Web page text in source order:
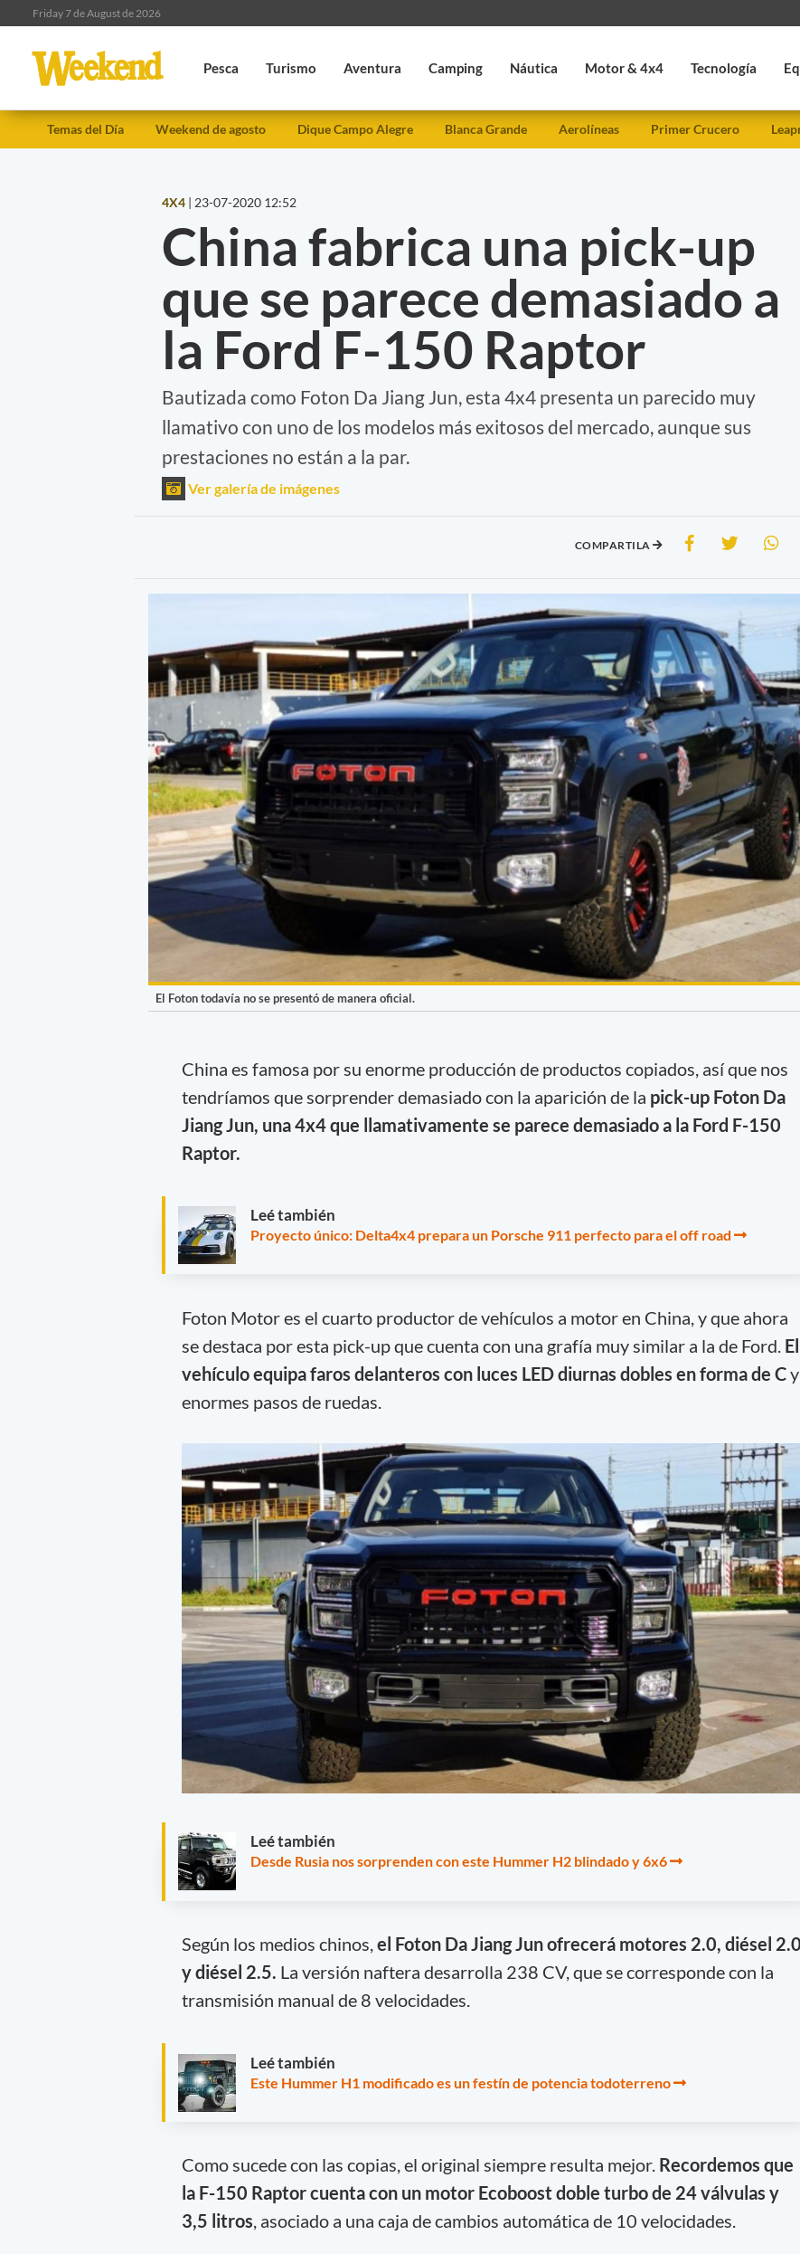
Friday 7 de August de 2026
Pesca Turismo Aventura Camping Náutica Motor & 4x4 Tecnología
Temas del Día Weekend de agosto Dique Campo Alegre Blanca Grande Aerolíneas Primer Crucero
4X4 | 23-07-2020 12:52
China fabrica una pick-up
que se parece demasiado a
la Ford F-150 Raptor
Bautizada como Foton Da Jiang Jun, esta 4x4 presenta un parecido muy
llamativo con uno de los modelos más exitosos del mercado, aunque sus
prestaciones no están a la par.
Ver galería de imágenes
COMPARTILA
El Foton todavía no se presentó de manera oficial.
China es famosa por su enorme producción de productos copiados, así que nos
tendríamos que sorprender demasiado con la aparición de la pick-up Foton Da
Jiang Jun, una 4x4 que llamativamente se parece demasiado a la Ford F-150
Raptor.
Leé también
Proyecto único: Delta4x4 prepara un Porsche 911 perfecto para el off road
Foton Motor es el cuarto productor de vehículos a motor en China, y que ahora
se destaca por esta pick-up que cuenta con una grafía muy similar a la de Ford. El
vehículo equipa faros delanteros con luces LED diurnas dobles en forma de Cy
enormes pasos de ruedas.
Leé también
Desde Rusia nos sorprenden con este Hummer H2 blindado y 6x6
Según los medios chinos,el Foton Da Jiang Jun ofrecerá motores 2.0, diésel 2.0
y diésel 2.5. La versión naftera desarrolla 238 CV, que se corresponde con la
transmisión manual de 8 velocidades.
Leé también
Este Hummer H1 modificado es un festín de potencia todoterreno
Como sucede con las copias, el original siempre resulta mejor. Recordemos que
la F-150 Raptor cuenta con un motor Ecoboost doble turbo de 24 válvulas y
3,5 litros, asociado a una caja de cambios automática de 10 velocidades.